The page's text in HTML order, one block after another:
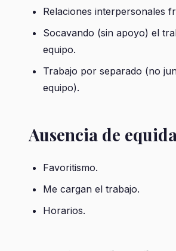
Relaciones interpersonales
Socavando (sin apoyo) el
equipo.
Trabajo por separado (no
equipo).
Ausencia de
Favoritismo.
Me cargan el trabajo.
Horarios.